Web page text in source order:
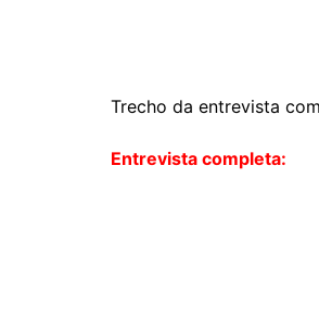
Trecho da entrevista
Entrevista completa: